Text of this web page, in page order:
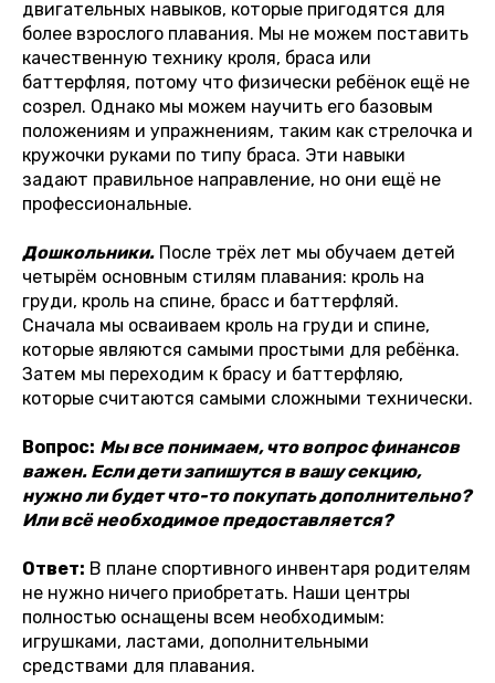
двигательных навыков, которые пригодятся для
более взрослого плавания. Мы не можем поставить
качественную технику кроля, браса или
баттерфляя, потому что физически ребёнок ещё не
созрел. Однако мы можем научить его базовым
положениям и упражнениям, таким как стрелочка и
кружочки руками по типу браса. Эти навыки
задают правильное направление, но они ещё не
профессиональные.
Дошкольники. После трёх лет мы обучаем детей
четырём основным стилям плавания: кроль на
груди, кроль на спине, брасс и баттерфляй.
Сначала мы осваиваем кроль на груди и спине,
которые являются самыми простыми для ребёнка.
Затем мы переходим к брасу и баттерфляю,
которые считаются самыми сложными технически.
Вопрос: Мы все понимаем, что вопрос финансов
важен. Если дети запишутся в вашу секцию,
нужно ли будет что-то покупать дополнительно?
Или всё необходимое предоставляется?
Ответ: В плане спортивного инвентаря родителям
не нужно ничего приобретать. Наши центры
полностью оснащены всем необходимым:
игрушками, ластами, дополнительными
средствами для плавания.